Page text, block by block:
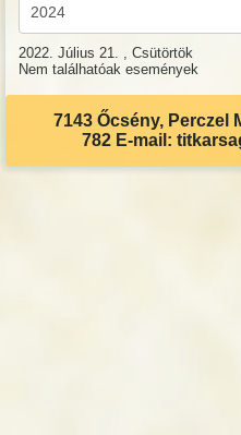
2022. Július 21. , Csütörtök
Nem találhatóak események
7143 Őcsény, Perczel
782 E-mail: